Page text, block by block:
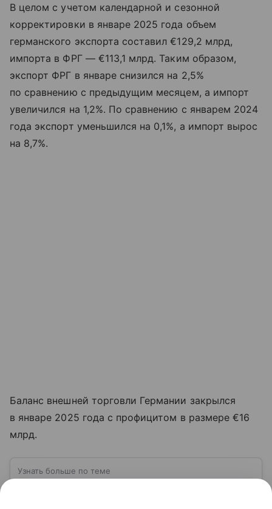
В целом с учетом календарной и сезонной
корректировки в январе 2025 года объем
германского экспорта составил €129,2 млрд,
импорта в ФРГ — €113,1 млрд. Таким образом,
экспорт ФРГ в январе снизился на 2,5%
по сравнению с предыдущим месяцем, а импорт
увеличился на 1,2%. По сравнению с январем 2024
года экспорт уменьшился на 0,1%, а импорт вырос
на 8,7%.
Баланс внешней торговли Германии закрылся
в январе 2025 года с профицитом в размере €16
млрд.
Узнать больше по теме